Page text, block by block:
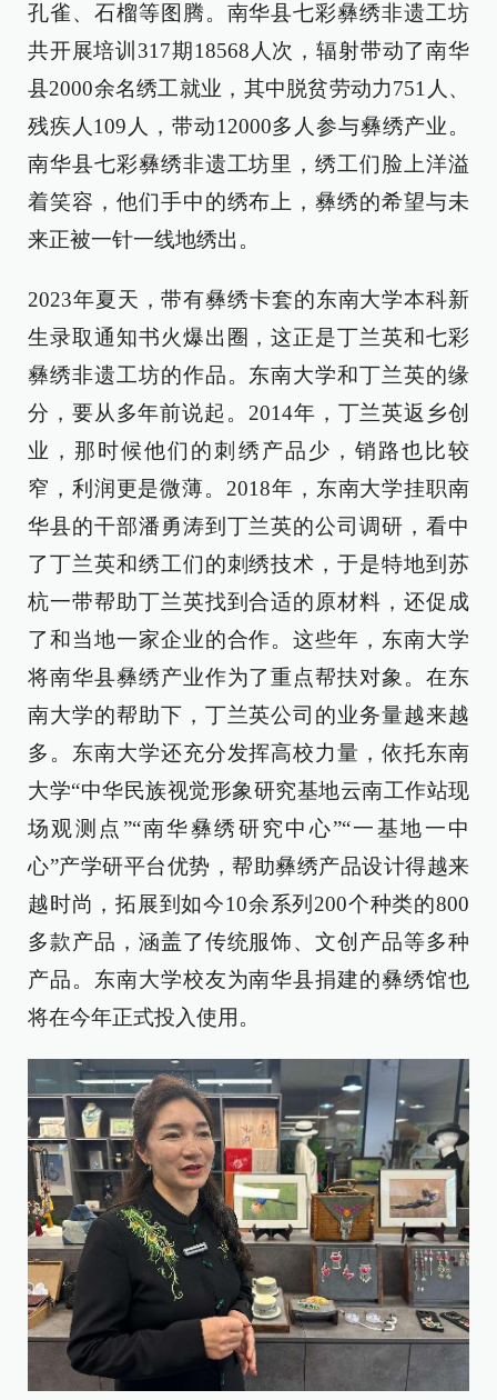
孔雀、石榴等图腾。南华县七彩彝绣非遗工坊
共开展培训317期18568人次，辐射带动了南华
县2000余名绣工就业，其中脱贫劳动力751人、
残疾人109人，带动12000多人参与彝绣产业。
南华县七彩彝绣非遗工坊里，绣工们脸上洋溢
着笑容，他们手中的绣布上，彝绣的希望与未
来正被一针一线地绣出。
2023年夏天，带有彝绣卡套的东南大学本科新
生录取通知书火爆出圈，这正是丁兰英和七彩
彝绣非遗工坊的作品。东南大学和丁兰英的缘
分，要从多年前说起。2014年，丁兰英返乡创
业，那时候他们的刺绣产品少，销路也比较
窄，利润更是微薄。2018年，东南大学挂职南
华县的干部潘勇涛到丁兰英的公司调研，看中
了丁兰英和绣工们的刺绣技术，于是特地到苏
杭一带帮助丁兰英找到合适的原材料，还促成
了和当地一家企业的合作。这些年，东南大学
将南华县彝绣产业作为了重点帮扶对象。在东
南大学的帮助下，丁兰英公司的业务量越来越
多。东南大学还充分发挥高校力量，依托东南
大学“中华民族视觉形象研究基地云南工作站现
场观测点”“南华彝绣研究中心”“一基地一中
心”产学研平台优势，帮助彝绣产品设计得越来
越时尚，拓展到如今10余系列200个种类的800
多款产品，涵盖了传统服饰、文创产品等多种
产品。东南大学校友为南华县捐建的彝绣馆也
将在今年正式投入使用。